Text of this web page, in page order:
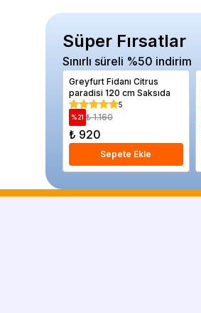
Süper Fırsatlar
Sınırlı süreli %50 indirim
Greyfurt Fidanı Citrus
paradisi 120 cm Saksıda
5
%21 ₺ 1.160
₺ 920
Sepete Ekle